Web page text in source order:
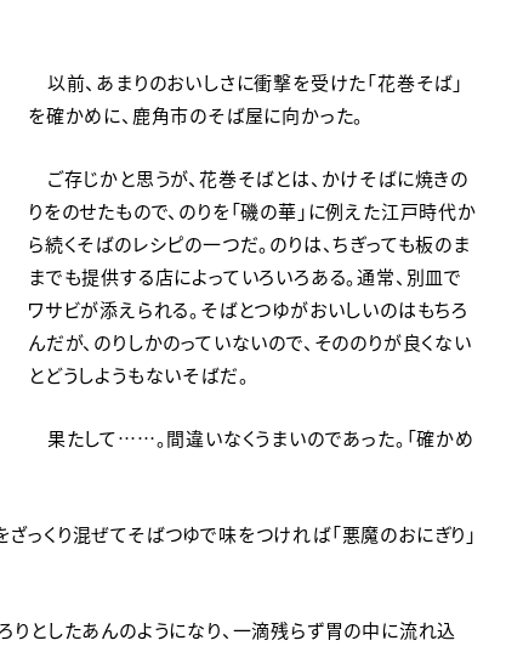
以前、あまりのおいしさに衝撃を受けた「花巻そば」
を確かめに、鹿角市のそば屋に向かった。
ご存じかと思うが、花巻そばとは、かけそばに焼きの
りをのせたもので、のりを「磯の華」に例えた江戸時代か
ら続くそばのレシピの一つだ。のりは、ちぎっても板のま
までも提供する店によっていろいろある。通常、別皿で
ワサビが添えられる。そばとつゆがおいしいのはもちろ
んだが、のりしかのっていないので、そののりが良くない
とどうしようもないそばだ。
果たして……。間違いなくうまいのであった。「確かめ
くり混ぜてそばつゆで味をつければ「悪魔のおにぎり」
としたあんのようになり、一滴残らず胃の中に流れ込